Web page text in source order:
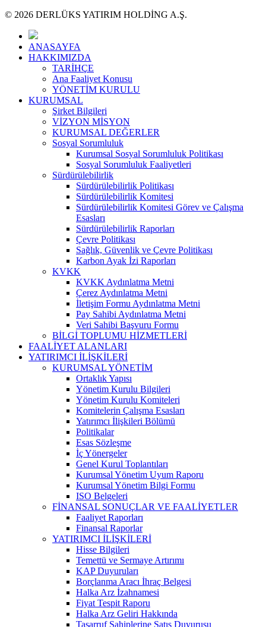
© 2026 DERLÜKS YATIRIM HOLDİNG A.Ş.
ANASAYFA
HAKKIMIZDA
TARİHÇE
Ana Faaliyet Konusu
YÖNETİM KURULU
KURUMSAL
Şirket Bilgileri
VİZYON MİSYON
KURUMSAL DEĞERLER
Sosyal Sorumluluk
Kurumsal Sosyal Sorumluluk Politikası
Sosyal Sorumluluk Faaliyetleri
Sürdürülebilirlik
Sürdürülebilirlik Politikası
Sürdürülebilirlik Komitesi
Sürdürülebilirlik Komitesi Görev ve Çalışma
Esasları
Sürdürülebilirlik Raporları
Çevre Politikası
Sağlık, Güvenlik ve Çevre Politikası
Karbon Ayak İzi Raporları
KVKK
KVKK Aydınlatma Metni
Çerez Aydınlatma Metni
İletişim Formu Aydınlatma Metni
Pay Sahibi Aydınlatma Metni
Veri Sahibi Başvuru Formu
BİLGİ TOPLUMU HİZMETLERİ
FAALİYET ALANLARI
YATIRIMCI İLİŞKİLERİ
KURUMSAL YÖNETİM
Ortaklık Yapısı
Yönetim Kurulu Bilgileri
Yönetim Kurulu Komiteleri
Komitelerin Çalışma Esasları
Yatırımcı İlişkileri Bölümü
Politikalar
Esas Sözleşme
İç Yönergeler
Genel Kurul Toplantıları
Kurumsal Yönetim Uyum Raporu
Kurumsal Yönetim Bilgi Formu
ISO Belgeleri
FİNANSAL SONUÇLAR VE FAALİYETLER
Faaliyet Raporları
Finansal Raporlar
YATIRIMCI İLİŞKİLERİ
Hisse Bilgileri
Temettü ve Sermaye Artırımı
KAP Duyuruları
Borçlanma Aracı İhraç Belgesi
Halka Arz İzahnamesi
Fiyat Tespit Raporu
Halka Arz Geliri Hakkında
Tasarruf Sahiplerine Satış Duyurusu